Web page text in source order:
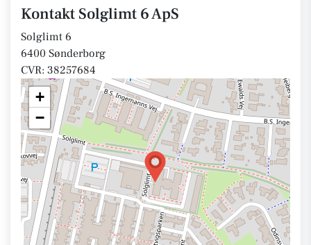
Kontakt Solglimt 6 ApS
Solglimt 6
6400 Sønderborg
CVR: 38257684
+
−